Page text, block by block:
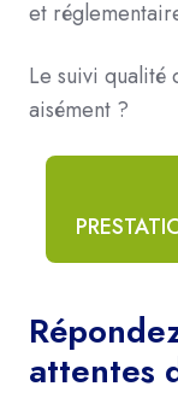
et
Le suivi qualité
aisément ?
attentes